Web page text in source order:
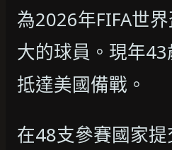
為2026年FIFA世
大的球員。現年
抵達美國備戰。
在48支參賽國家